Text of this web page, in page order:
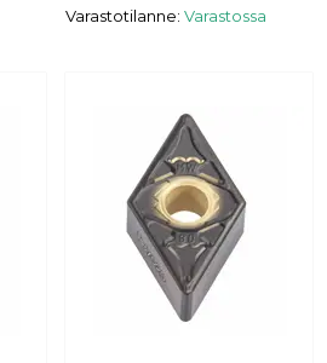
Varastotilanne: Varastossa